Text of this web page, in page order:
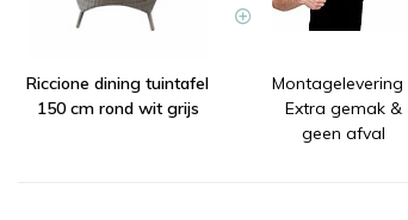
Riccione dining tuintafel
150 cm rond wit grijs
Montagelevering
Extra gemak &
geen afval